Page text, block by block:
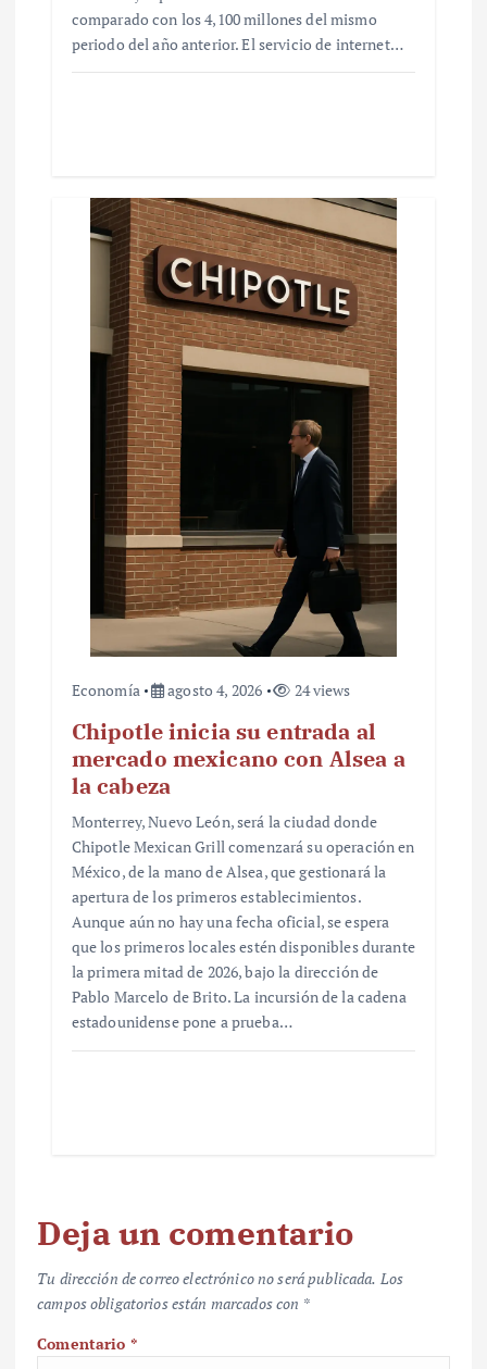
comparado con los 4,100 millones del mismo
periodo del año anterior. El servicio de internet…
Economía agosto 4, 2026 24 views
Chipotle inicia su entrada al
mercado mexicano con Alsea a
la cabeza
Monterrey, Nuevo León, será la ciudad donde
Chipotle Mexican Grill comenzará su operación en
México, de la mano de Alsea, que gestionará la
apertura de los primeros establecimientos.
Aunque aún no hay una fecha oficial, se espera
que los primeros locales estén disponibles durante
la primera mitad de 2026, bajo la dirección de
Pablo Marcelo de Brito. La incursión de la cadena
estadounidense pone a prueba…
Deja un comentario
Tu dirección de correo electrónico no será publicada. Los
campos obligatorios están marcados con *
Comentario *